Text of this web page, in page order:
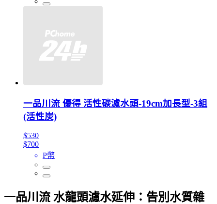
一品川流 優得 活性碳濾水頭-19cm加長型-3組
(活性炭)
$530
$700
P幣
一品川流 水龍頭濾水延伸：告別水質雜